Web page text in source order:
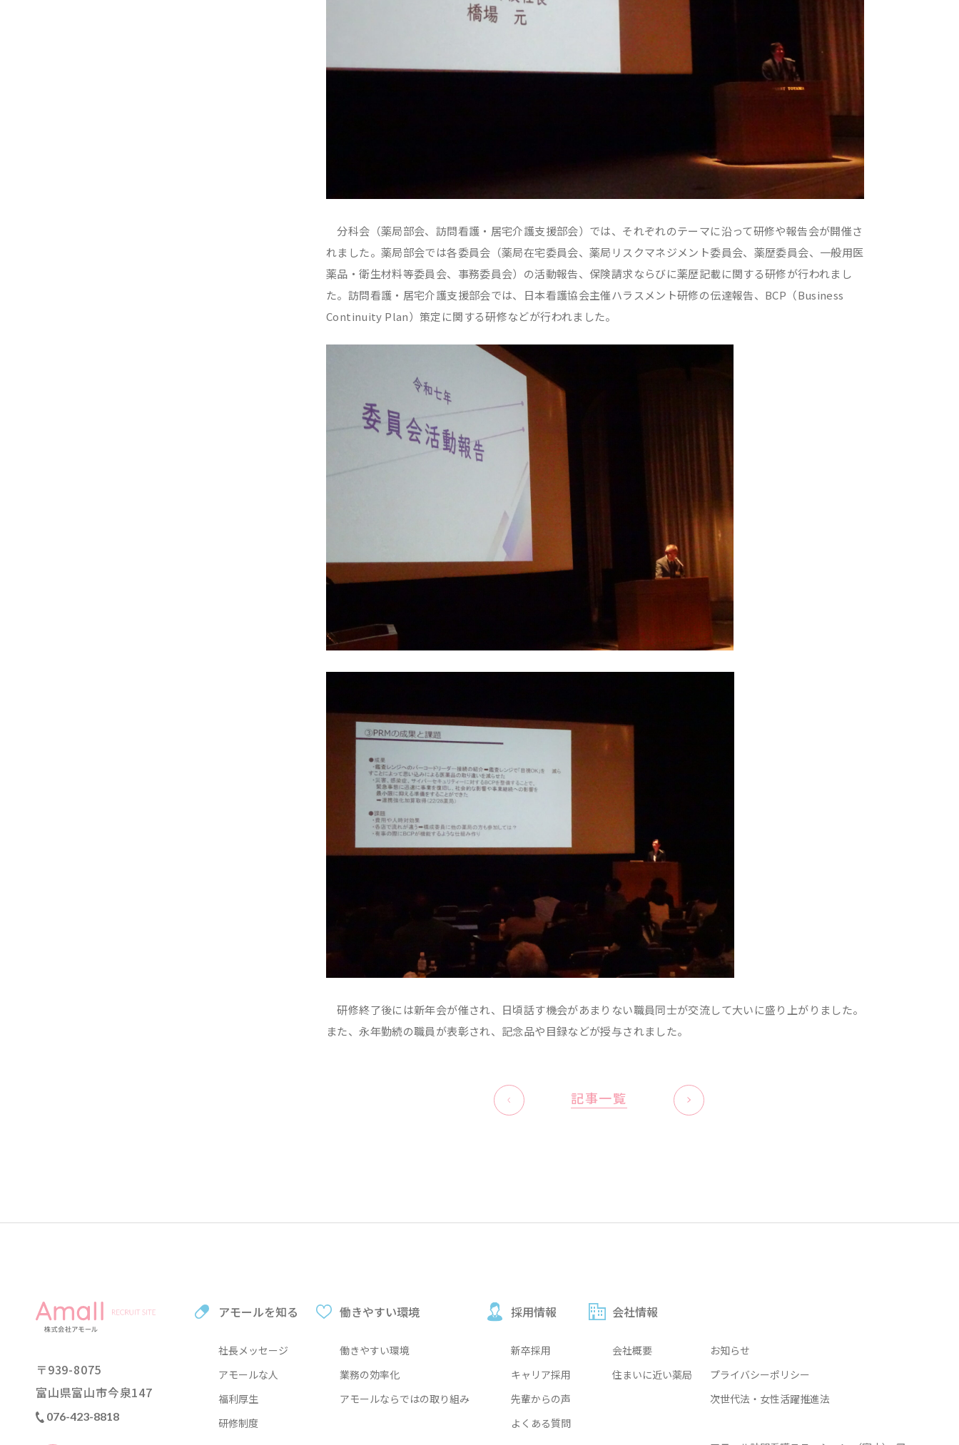
分科会（薬局部会、訪問看護・居宅介護支援部会）では、それぞれのテーマに沿って研修や報告会が開催さ
れました。薬局部会では各委員会（薬局在宅委員会、薬局リスクマネジメント委員会、薬歴委員会、一般用医
薬品・衛生材料等委員会、事務委員会）の活動報告、保険請求ならびに薬歴記載に関する研修が行われまし
た。訪問看護・居宅介護支援部会では、日本看護協会主催ハラスメント研修の伝達報告、BCP（Business
Continuity Plan）策定に関する研修などが行われました。
研修終了後には新年会が催され、日頃話す機会があまりない職員同士が交流して大いに盛り上がりました。
また、永年勤続の職員が表彰され、記念品や目録などが授与されました。
記事一覧
〒939-8075
富山県富山市今泉147
076-423-8818
アモールを知る
社長メッセージ
アモールな人
福利厚生
研修制度
働きやすい環境
働きやすい環境
業務の効率化
アモールならではの取り組み
採用情報
新卒採用
キャリア採用
先輩からの声
よくある質問
会社情報
会社概要
住まいに近い薬局
お知らせ
プライバシーポリシー
次世代法・女性活躍推進法